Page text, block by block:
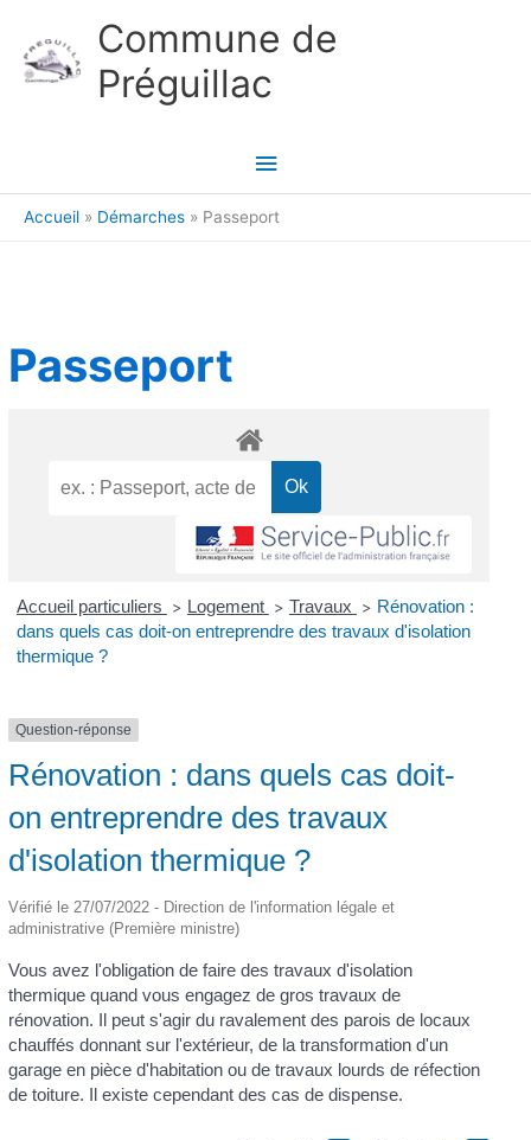
Commune de
Préguillac
Menu
principal
Accueil Démarches Passeport
Passeport
Accueil particuliers > Logement > Travaux > Rénovation :
dans quels cas doit-on entreprendre des travaux d'isolation
thermique ?
Question-réponse
Rénovation : dans quels cas doit-
on entreprendre des travaux
d'isolation thermique ?
Vérifié le 27/07/2022 - Direction de l'information légale et
administrative (Première ministre)
Vous avez l'obligation de faire des travaux d'isolation
thermique quand vous engagez de gros travaux de
rénovation. Il peut s'agir du ravalement des parois de locaux
chauffés donnant sur l'extérieur, de la transformation d'un
garage en pièce d'habitation ou de travaux lourds de réfection
de toiture. Il existe cependant des cas de dispense.